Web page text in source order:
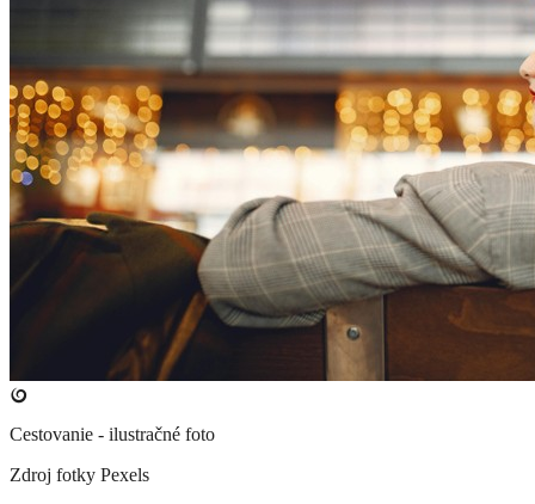
Cestovanie - ilustračné foto
Zdroj fotky Pexels